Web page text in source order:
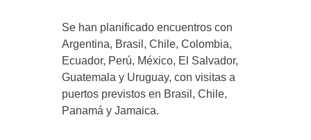
Se han planificado encuentros con
Argentina, Brasil, Chile, Colombia,
Ecuador, Perú, México, El Salvador,
Guatemala y Uruguay, con visitas a
puertos previstos en Brasil, Chile,
Panamá y Jamaica.